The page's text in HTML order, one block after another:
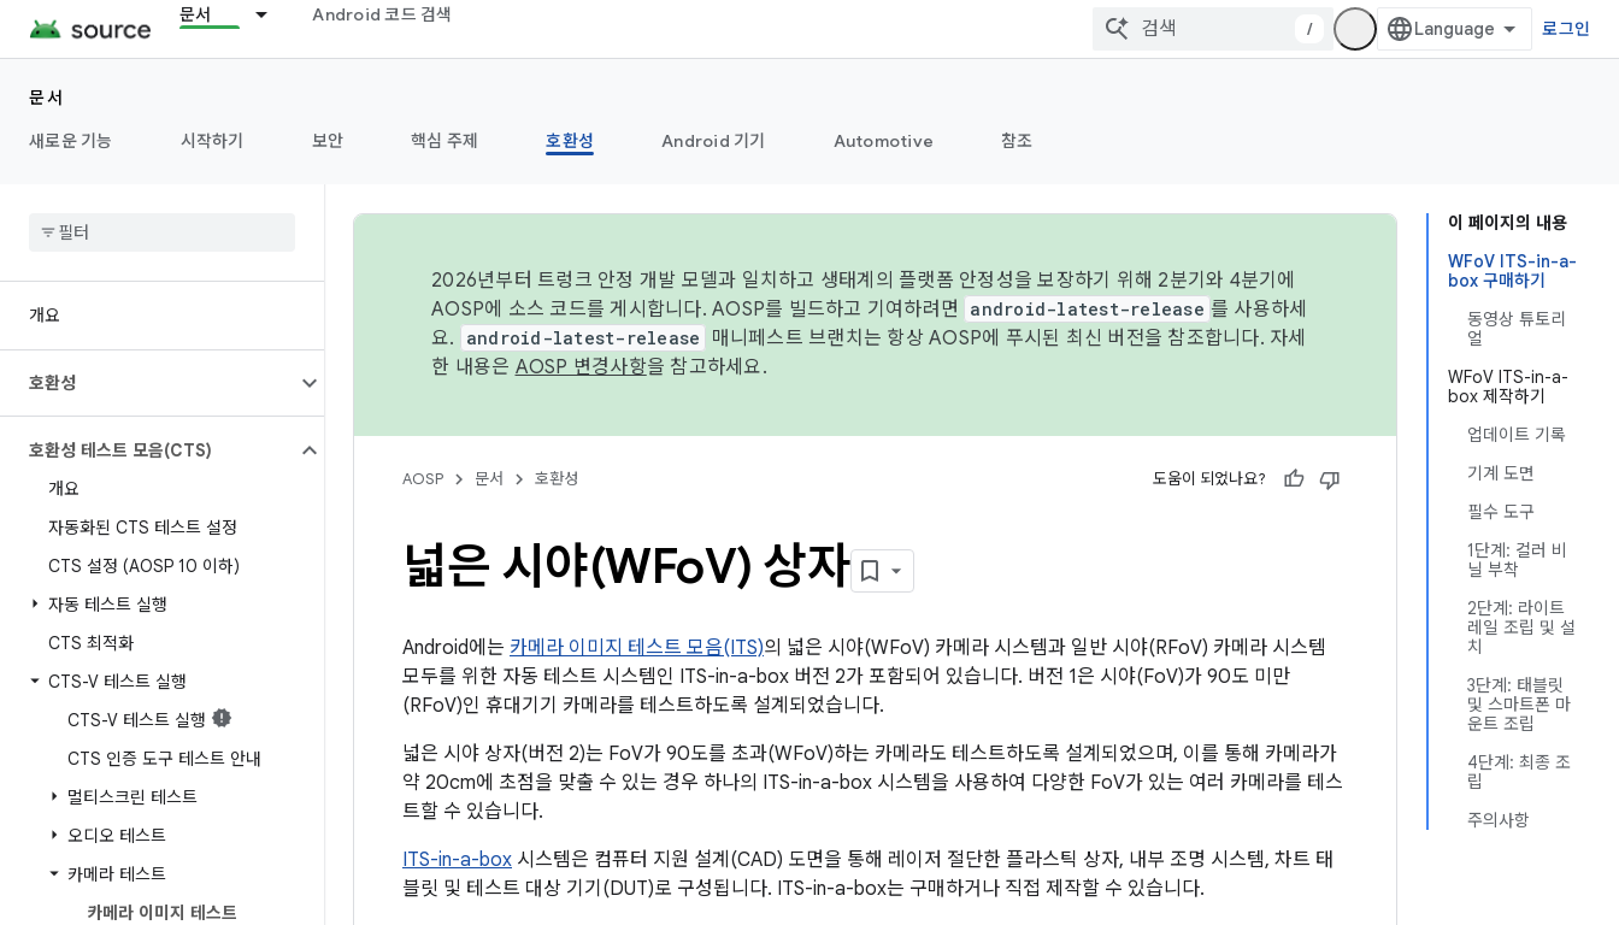
문서 Android 코드 검색
/ 로그인
문서
새로운 기능
시작하기 보안 핵심 주제 호환성 Android 기기 Automotive 참조
개요
호환성
호환성 테스트 모음(CTS)
개요
자동화된 CTS 테스트 설정
CTS 설정 (AOSP 10 이하)
자동 테스트 실행
CTS 최적화
CTS-V 테스트 실행
CTS-V 테스트 실행
CTS 인증 도구 테스트 안내
멀티스크린 테스트
오디오 테스트
카메라 테스트
카메라 이미지 테스트
이 페이지의 내용
WFoV ITS-in-a-
box 구매하기
동영상 튜토리
얼
WFoV ITS-in-a-
box 제작하기
업데이트 기록
기계 도면
필수 도구
1단계: 컬러 비
닐 부착
2단계: 라이트
레일 조립 및 설
치
3단계: 태블릿
및 스마트폰 마
운트 조립
4단계: 최종 조
립
주의사항
2026년부터 트렁크 안정 개발 모델과 일치하고 생태계의 플랫폼 안정성을 보장하기 위해 2분기와 4분기에
AOSP에 소스 코드를 게시합니다. AOSP를 빌드하고 기여하려면
android-latest-release 를 사용하세
요.
android-latest-release
매니페스트 브랜치는 항상 AOSP에 푸시된 최신 버전을 참조합니다. 자세
한 내용은 AOSP 변경사항을 참고하세요.
AOSP 문서 호환성 도움이 되었나요?
넓은 시야(WFoV) 상자
Android에는 카메라 이미지 테스트 모음(ITS)의 넓은 시야(WFoV) 카메라 시스템과 일반 시야(RFoV) 카메라 시스템
모두를 위한 자동 테스트 시스템인 ITS-in-a-box 버전 2가 포함되어 있습니다. 버전 1은 시야(FoV)가 90도 미만
(RFoV)인 휴대기기 카메라를 테스트하도록 설계되었습니다.
넓은 시야 상자(버전 2)는 FoV가 90도를 초과(WFoV)하는 카메라도 테스트하도록 설계되었으며, 이를 통해 카메라가
약 20cm에 초점을 맞출 수 있는 경우 하나의 ITS-in-a-box 시스템을 사용하여 다양한 FoV가 있는 여러 카메라를 테스
트할 수 있습니다.
ITS-in-a-box 시스템은 컴퓨터 지원 설계(CAD) 도면을 통해 레이저 절단한 플라스틱 상자, 내부 조명 시스템, 차트 태
블릿 및 테스트 대상 기기(DUT)로 구성됩니다. ITS-in-a-box는 구매하거나 직접 제작할 수 있습니다.